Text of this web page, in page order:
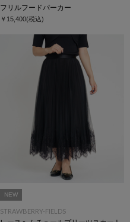
フリルフードパーカー
￥15,400(税込)
NEW
STRAWBERRY-FIELDS